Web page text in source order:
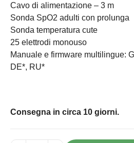
Cavo di alimentazione – 3 m
Sonda SpO2 adulti con prolunga
Sonda temperatura cute
25 elettrodi monouso
Manuale e firmware multilingue:
DE*, RU*
Consegna in circa 10 giorni.